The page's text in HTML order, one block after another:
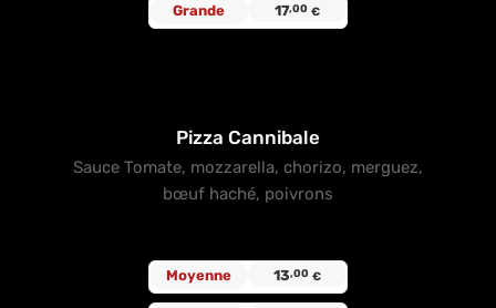
Grande 17,00 €
Pizza Cannibale
Sauce Tomate, mozzarella, chorizo, merguez,
bœuf haché, poivrons
Moyenne 13,00 €